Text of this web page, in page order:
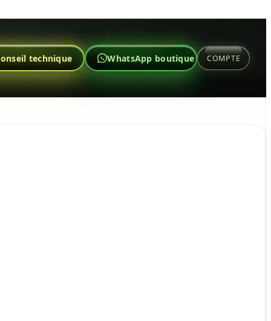
technique WhatsApp boutique COMPTE